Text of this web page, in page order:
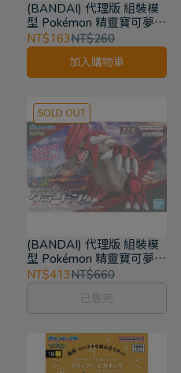
(BANDAI) 代理版 組裝模
型 Pokémon 精靈寶可夢
PLAMO收藏集收藏集 快組
版!! 新葉喵 18
NT$163NT$260
加入購物車
SOLD OUT
(BANDAI) 代理版 組裝模
型 Pokémon 精靈寶可夢
PLAMO收藏集收藏集 精選
系列 固拉多 54
NT$413NT$660
已售完